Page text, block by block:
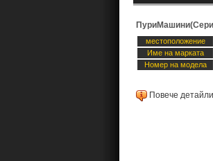
местоположение
Име на марката
Номер на модела
Повече